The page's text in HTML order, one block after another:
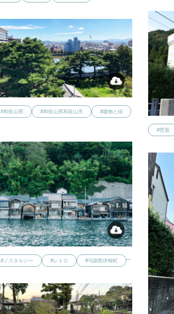
#壁面
#和歌山県 #和歌山県和歌山市
#建物と緑
#ノスタルジー #レトロ #与謝郡伊根町 …